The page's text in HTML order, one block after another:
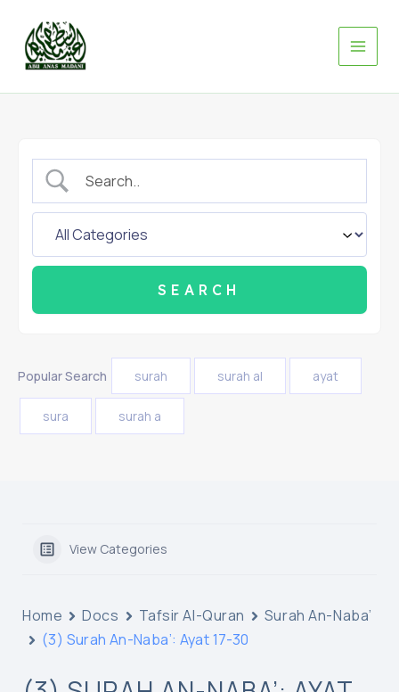
content
Popular Search surah surah al ayat
sura surah a
View Categories
Home Docs Tafsir Al-Quran
Surah An-Naba’
(3) Surah An-Naba’: Ayat 17-30